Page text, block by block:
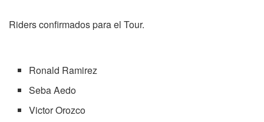
Riders confirmados para el Tour.
Ronald Ramirez
Seba Aedo
Victor Orozco